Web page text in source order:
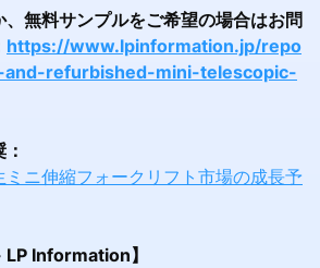
、無料サンプルをご希望の場合はお問
https://www.lpinformation.jp/repo
refurbished-mini-telescopic-
ニ伸縮フォークリフト市場の成長予
LP Information】